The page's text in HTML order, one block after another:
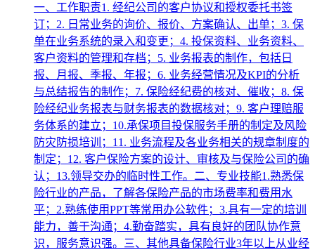
一、工作职责1. 经纪公司的客户协议和授权委托书签
订；2. 日常业务的询价、报价、方案确认、出单；3. 保
单在业务系统的录入和变更；4. 投保资料、业务资料、
客户资料的管理和存档；5. 业务报表的制作，包括日
报、月报、季报、年报；6. 业务经营情况及KPI的分析
与总结报告的制作；7. 保险经纪费的核对、催收；8. 保
险经纪业务报表与财务报表的数据核对；9. 客户理赔服
务体系的建立；10.承保项目投保服务手册的制定及风险
防灾防损培训；11. 业务流程及各业务相关的规章制度的
制定；12. 客户保险方案的设计、审核及与保险公司的确
认；13.领导交办的临时性工作。二、专业技能1.熟悉保
险行业的产品，了解各保险产品的市场费率和费用水
平；2.熟练使用PPT等常用办公软件；3.具有一定的培训
能力，善于沟通；4.勤奋踏实，具有良好的团队协作意
识，服务意识强。三、其他具备保险行业3年以上从业经